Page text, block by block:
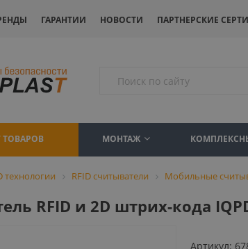
ГАРАНТИИ НОВОСТИ ПАРТНЕРСКИЕ
ТОВАРОВ МОНТАЖ
технологии RFID считыватели Мобильные
RFID и 2D штрих-кода
Артикул: